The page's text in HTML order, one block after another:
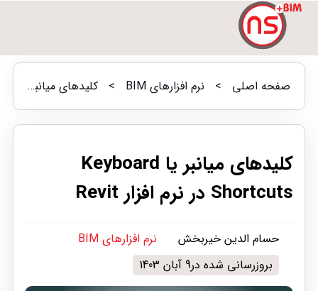
صفحه اصلی > نرم افزارهای BIM > کلیدهای میانبر یا Keyboard Shortcuts در نرم افزار Revit
کلیدهای میانبر یا Keyboard
Shortcuts در نرم افزار Revit
حسام الدین خیربخش
نرم افزارهای BIM
بروزرسانی شده در9 آبان 1403